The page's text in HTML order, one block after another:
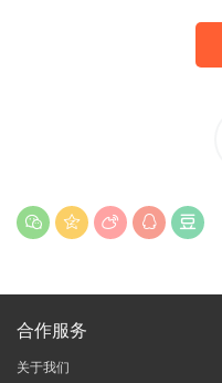
合作服务
关于我们